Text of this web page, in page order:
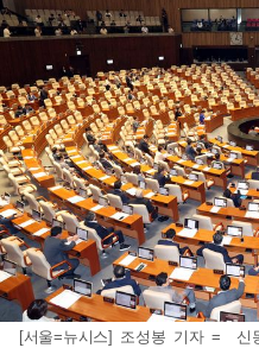
[서울=뉴시스] 조성봉 기자 = 신